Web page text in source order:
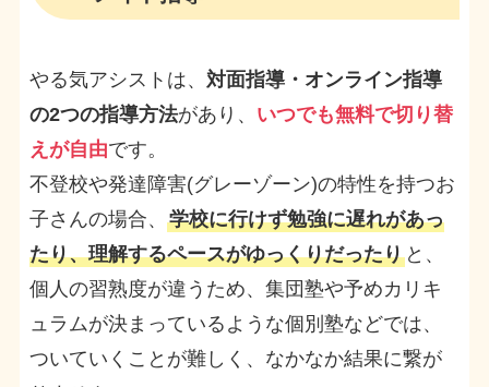
やる気アシストは、 対面指導・オンライン指導
の2つの指導方法があり、 いつでも無料で切り替
えが自由です。
不登校や発達障害(グレーゾーン)の特性を持つお
子さんの場合、 学校に行けず勉強に遅れがあっ
たり、理解するペースがゆっくりだったりと、
個人の習熟度が違うため、集団塾や予めカリキ
ュラムが決まっているような個別塾などでは、
ついていくことが難しく、なかなか結果に繋が